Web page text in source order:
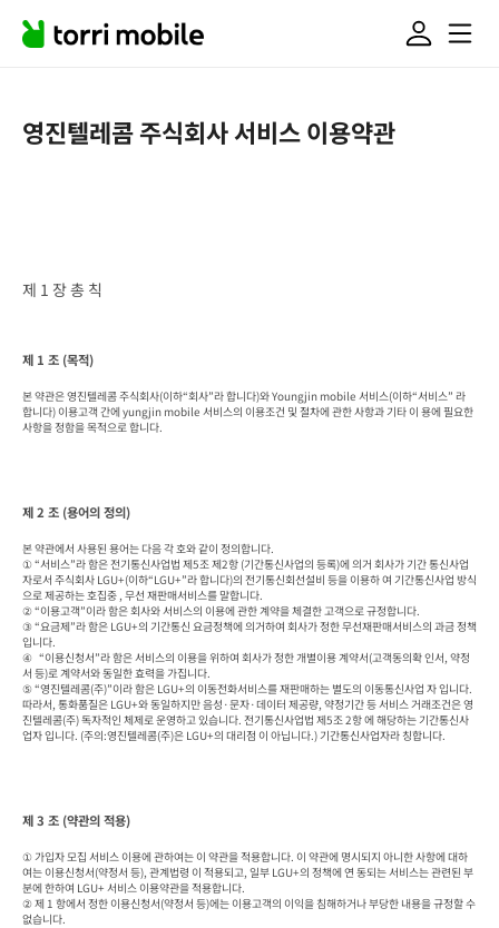
영진텔레콤 주식회사 서비스 이용약관
제 1 장 총 칙
제 1 조 (목적)
본 약관은 영진텔레콤 주식회사(이하“회사”라 합니다)와 Youngjin mobile 서비스(이하“서비스” 라
합니다) 이용고객 간에 yungjin mobile 서비스의 이용조건 및 절차에 관한 사항과 기타 이 용에 필요한
사항을 정함을 목적으로 합니다.
제 2 조 (용어의 정의)
본 약관에서 사용된 용어는 다음 각 호와 같이 정의합니다.
① “서비스”라 함은 전기통신사업법 제5조 제2항 (기간통신사업의 등록)에 의거 회사가 기간 통신사업
자로서 주식회사 LGU+(이하“LGU+”라 합니다)의 전기통신회선설비 등을 이용하 여 기간통신사업 방식
으로 제공하는 호집중 , 무선 재판매서비스를 말합니다.
② “이용고객”이라 함은 회사와 서비스의 이용에 관한 계약을 체결한 고객으로 규정합니다.
③ “요금제”라 함은 LGU+의 기간통신 요금정책에 의거하여 회사가 정한 무선재판매서비스의 과금 정책
입니다.
④   “이용신청서”라 함은 서비스의 이용을 위하여 회사가 정한 개별이용 계약서(고객동의확 인서, 약정
서 등)로 계약서와 동일한 효력을 가집니다.
⑤ “영진텔레콤(주)”이라 함은 LGU+의 이동전화서비스를 재판매하는 별도의 이동통신사업 자 입니다.
따라서, 통화품질은 LGU+와 동일하지만 음성·문자·데이터 제공량, 약정기간 등 서비스 거래조건은 영
진텔레콤(주) 독자적인 체제로 운영하고 있습니다. 전기통신사업법 제5조 2항 에 해당하는 기간통신사
업자 입니다. (주의:영진텔레콤(주)은 LGU+의 대리점 이 아닙니다.) 기간통신사업자라 칭합니다.
제 3 조 (약관의 적용)
① 가입자 모집 서비스 이용에 관하여는 이 약관을 적용합니다. 이 약관에 명시되지 아니한 사항에 대하
여는 이용신청서(약정서 등), 관계법령 이 적용되고, 일부 LGU+의 정책에 연 동되는 서비스는 관련된 부
분에 한하여 LGU+ 서비스 이용약관을 적용합니다.
② 제 1 항에서 정한 이용신청서(약정서 등)에는 이용고객의 이익을 침해하거나 부당한 내용을 규정할 수
없습니다.